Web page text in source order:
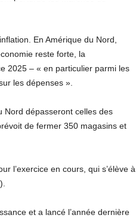
En Amérique du Nord,
reste forte, la
2025 – « en particulier parmi les
les dépenses ».
Nord dépasseront celles des
de fermer 350 magasins et
l’exercice en cours, qui s’élève à
et a lancé l’année dernière